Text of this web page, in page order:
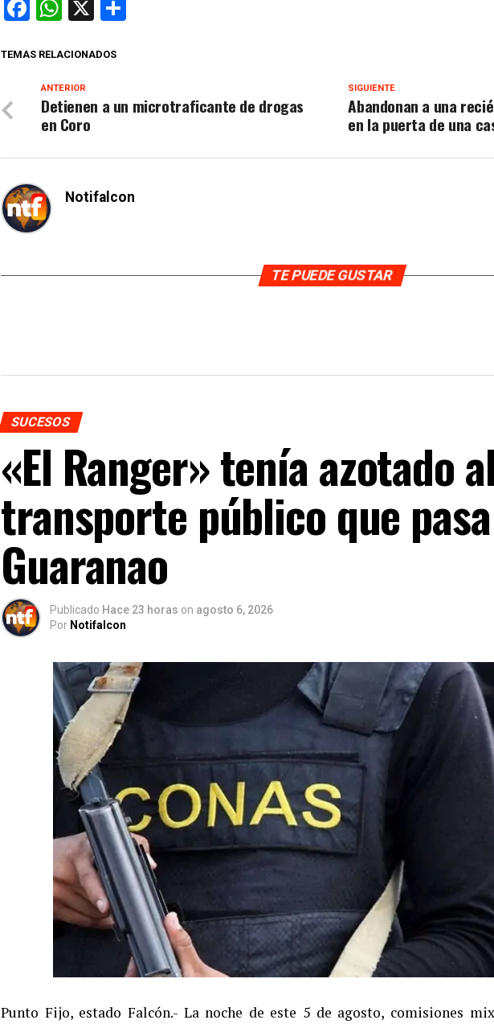
Facebook
WhatsApp
X
TEMAS RELACIONADOS
SIGUIENTE
Abandonan a una
en la puerta de una
ANTERIOR
Detienen a un microtraficante de drogas
en Coro
Notifalcon
TE PUEDE GUSTAR
SUCESOS
«El Ranger» tenía azotado al
transporte público que
Guaranao
Publicado Hace 23 horas on agosto 6, 2026
Por Notifalcon
Punto Fijo, estado Falcón.- La noche de este 5 de agosto, comisiones